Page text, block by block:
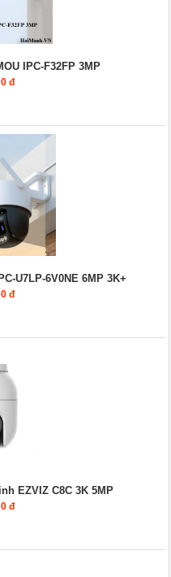
IPC-F32FP 3MP
đ
U7LP-6V0NE 6MP 3K+
đ
EZVIZ C8C 3K 5MP
đ